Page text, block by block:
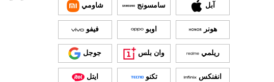
آبل سامسونج شاومي
هونر اوبو فيفو
ريلمي وان بلس جوجل
انفنكس تكنو ايتل